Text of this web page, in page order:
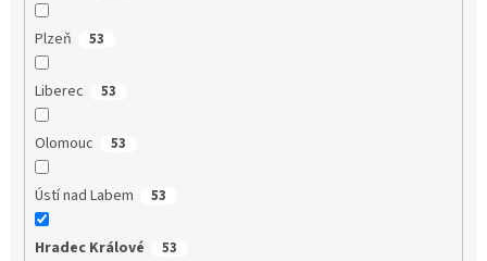
Plzeň 53
Liberec 53
Olomouc 53
Ústí nad Labem 53
Hradec Králové 53